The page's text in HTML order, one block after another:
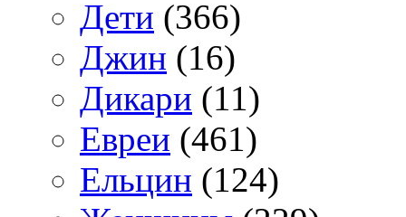
Дети (366)
Джин (16)
Дикари (11)
Евреи (461)
Ельцин (124)